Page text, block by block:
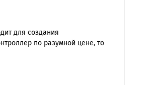
для создания
по разумной цене, то